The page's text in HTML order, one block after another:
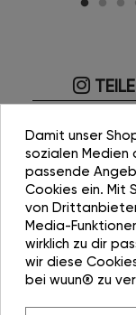
Damit unser
sozialen Medien
passende
Cookies ein. Mit
von
Media-
wirklich zu dir
wir diese
bei wuun® zu